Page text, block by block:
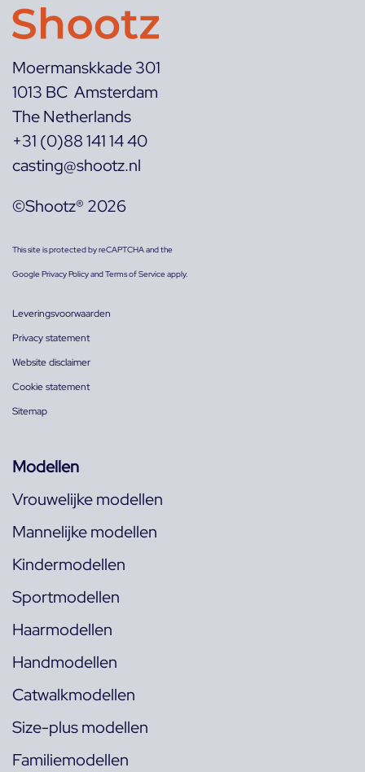
Moermanskkade 301
1013 BC Amsterdam
The Netherlands
+31 (0)88 141 14 40
casting@shootz.nl
©Shootz® 2026
This site is protected by reCAPTCHA and the
GooglePrivacy PolicyandTerms of Serviceapply.
Leveringsvoorwaarden
Privacy statement
Website disclaimer
Cookie statement
Sitemap
Modellen
Vrouwelijke modellen
Mannelijke modellen
Kindermodellen
Sportmodellen
Haarmodellen
Handmodellen
Catwalkmodellen
Size-plus modellen
Familiemodellen